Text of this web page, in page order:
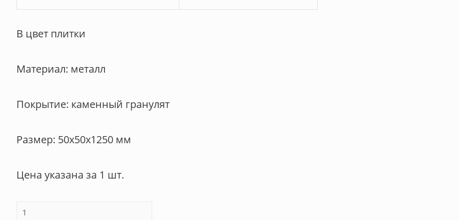
В цвет плитки
Материал: металл
Покрытие: каменный гранулят
Размер: 50х50х1250 мм
Цена указана за 1 шт.
Количество